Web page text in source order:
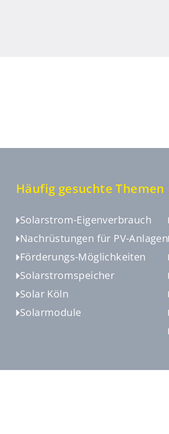
Häufig gesuchte Themen
Solarstrom-Eigenverbrauch
Nachrüstungen für PV-Anlagen
Förderungs-Möglichkeiten
Solarstromspeicher
Solar Köln
Solarmodule